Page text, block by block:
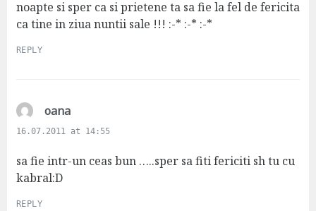
:
noapte si sper ca si prietene ta sa fie la fel de fericita
ca tine in ziua nuntii sale !!! :-* :-* :-*
REPLY
oanas
a
s
16.07.2011 at 14:55
sa fie intr-un ceas bun …..sper sa fiti fericiti sh tu cu
kabral:D
REPLY